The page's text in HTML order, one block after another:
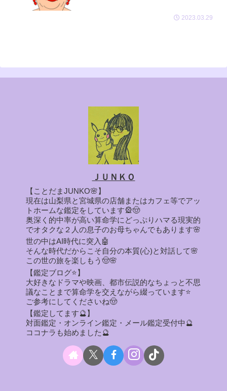
2023.03.29
ＪＵＮＫＯ
【ことだまJUNKO🌸】
現在は山梨県と宮城県の店舗またはカフェ等でアッ
トホームな鑑定をしています🎡🤠
奥深く的中率が高い算命学にどっぷりハマる現実的
でオタクな２人の息子のお母ちゃんでもあります🌸
世の中はAI時代に突入🤖
そんな時代だからこそ自分の本質(心)と対話して🌸
この世の旅を楽しもう🤠🌸
【鑑定ブログ⭐】
大好きなドラマや映画、都市伝説的なちょっと不思
議なことまで算命学を交えながら綴っています⭐
ご参考にしてくださいね🤠
【鑑定してます🔮】
対面鑑定・オンライン鑑定・メール鑑定受付中🔮
ココナラも始めました🔮